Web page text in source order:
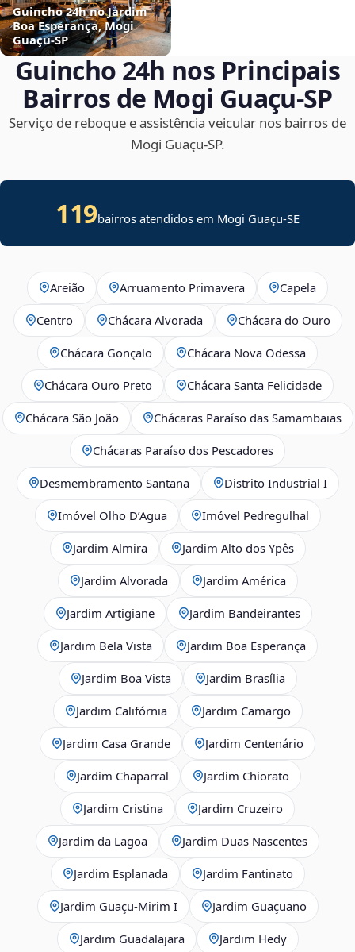
Guincho 24h no Jardim
Boa Esperança, Mogi
Guaçu‑SP
Guincho 24h nos Principais
Bairros de Mogi Guaçu‑SP
Serviço de reboque e assistência veicular nos bairros de
Mogi Guaçu‑SP.
119bairros atendidos em Mogi Guaçu-SE
Areião Arruamento Primavera Capela
Centro Chácara Alvorada Chácara do Ouro
Chácara Gonçalo Chácara Nova Odessa
Chácara Ouro Preto Chácara Santa Felicidade
Chácara São João Chácaras Paraíso das Samambaias
Chácaras Paraíso dos Pescadores
Desmembramento Santana Distrito Industrial I
Imóvel Olho D’Agua Imóvel Pedregulhal
Jardim Almira Jardim Alto dos Ypês
Jardim Alvorada Jardim América
Jardim Artigiane Jardim Bandeirantes
Jardim Bela Vista Jardim Boa Esperança
Jardim Boa Vista Jardim Brasília
Jardim Califórnia Jardim Camargo
Jardim Casa Grande Jardim Centenário
Jardim Chaparral Jardim Chiorato
Jardim Cristina Jardim Cruzeiro
Jardim da Lagoa Jardim Duas Nascentes
Jardim Esplanada Jardim Fantinato
Jardim Guaçu‑Mirim I Jardim Guaçuano
Jardim Guadalajara Jardim Hedy